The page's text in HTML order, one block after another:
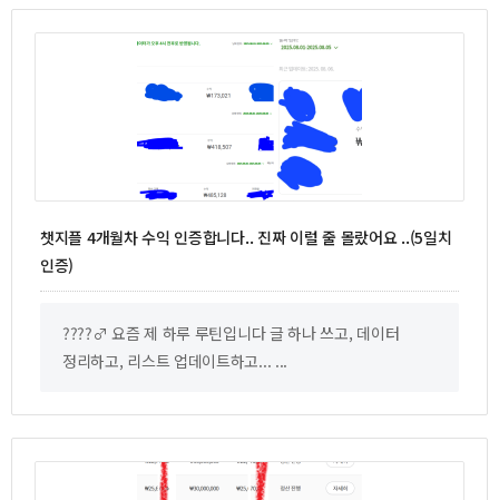
챗지플 4개월차 수익 인증합니다.. 진짜 이럴 줄 몰랐어요 ..(5일치
인증)
????‍♂️ 요즘 제 하루 루틴입니다 글 하나 쓰고, 데이터
정리하고, 리스트 업데이트하고... ...